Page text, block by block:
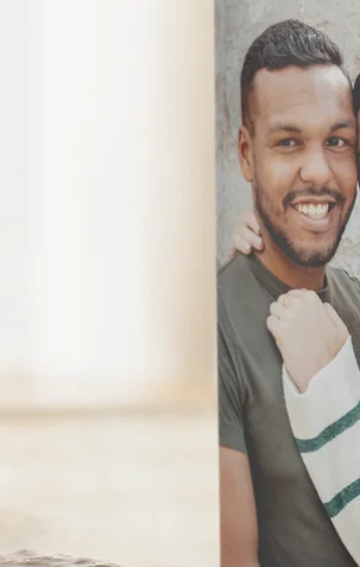
Montag - Freitag : 8:30 - 17:00 Uhr
Samstag - Sonntag : 8:30 - 13:00 Uhr